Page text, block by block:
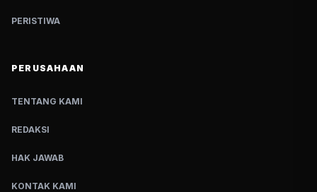
PERISTIWA
PERUSAHAAN
TENTANG KAMI
REDAKSI
HAK JAWAB
KONTAK KAMI